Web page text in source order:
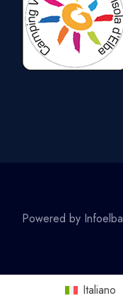
Powered by Infoelba
Italiano